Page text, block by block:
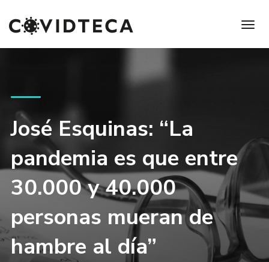
José Esquinas: “La
pandemia es que entre
30.000 y 40.000
personas mueran de
hambre al día”